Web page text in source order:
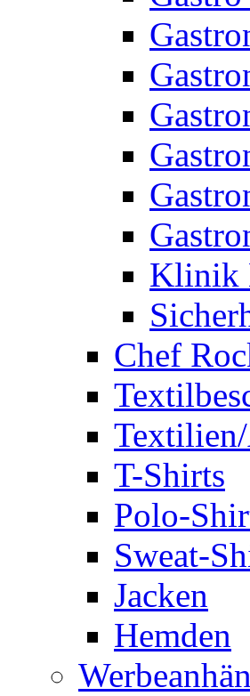
Klinik
Chef
T-Shirts
Polo-
Sweat-
Jacken
Hemden